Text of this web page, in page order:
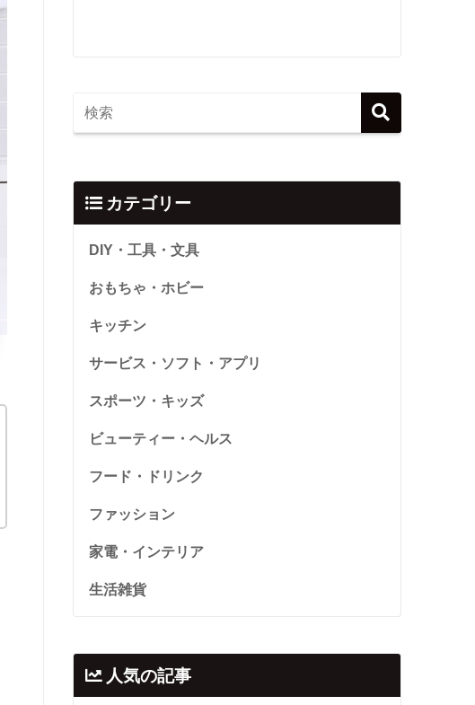
カテゴリー
DIY・工具・文具
おもちゃ・ホビー
キッチン
サービス・ソフト・アプリ
スポーツ・キッズ
ビューティー・ヘルス
フード・ドリンク
ファッション
家電・インテリア
生活雑貨
人気の記事